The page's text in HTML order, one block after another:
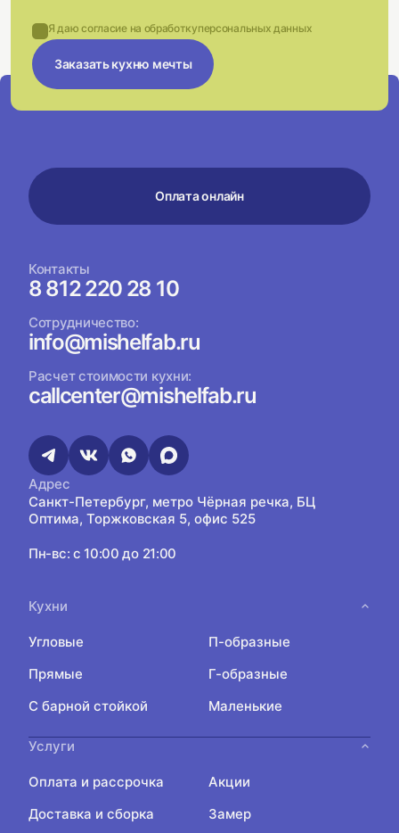
Я даю согласие на обработкуперсональных данных
Заказать кухню мечты
Оплата онлайн
Контакты
8 812 220 28 10
Сотрудничество:
info@mishelfab.ru
Расчет стоимости кухни:
callcenter@mishelfab.ru
Адрес
Санкт-Петербург, метро Чёрная речка, БЦ
Оптима, Торжковская 5, офис 525
Пн-вс: с 10:00 до 21:00
Кухни
Угловые
П-образные
Прямые
Г-образные
С барной стойкой
Маленькие
Услуги
Оплата и рассрочка
Акции
Доставка и сборка
Замер